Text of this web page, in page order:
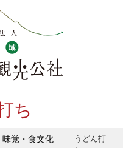
ち
味覚・食文化
うどん打